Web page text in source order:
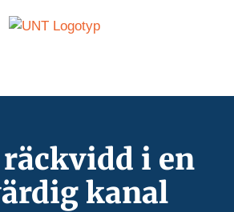
i en
kanal